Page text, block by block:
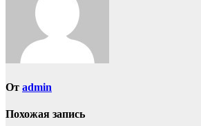
От admin
Похожая запись